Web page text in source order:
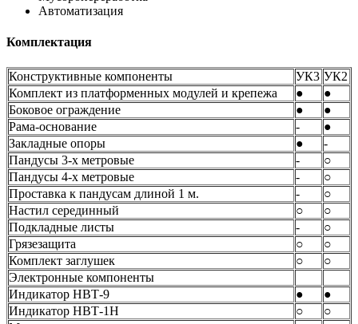
Автоматизация
Комплектация
Конструктивные компоненты УК3 УК2
Комплект из платформенных модулей и крепежа
●
●
Боковое ограждение
●
●
Рама-основание
-
●
Закладные опоры
●
-
Пандусы 3-х метровые
-
○
Пандусы 4-х метровые
-
○
Проставка к пандусам длиной 1 м.
-
○
Настил серединный
○
○
Подкладные листы
-
○
Грязезащита
○
○
Комплект заглушек
○
○
Электронные компоненты
Индикатор НВТ-9
●
●
Индикатор НВТ-1Н
○
○